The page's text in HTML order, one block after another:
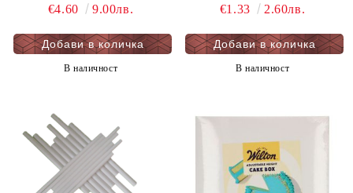
€4.60
9.00лв.
В наличност
€1.33
2.60лв.
В наличност